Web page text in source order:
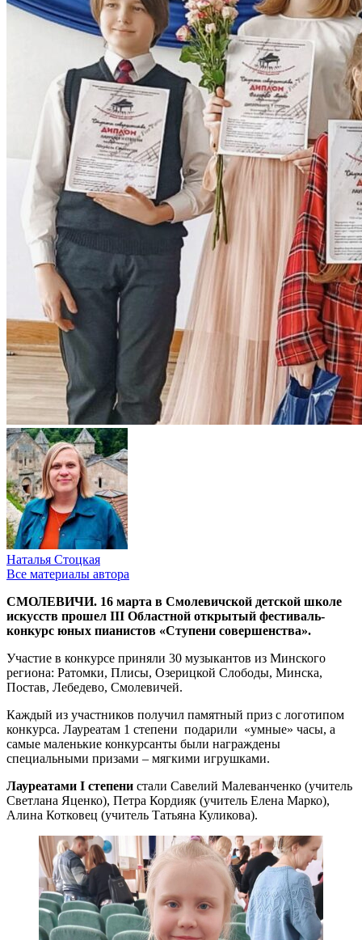
Наталья Стоцкая
Все материалы автора
СМОЛЕВИЧИ. 16 марта в Смолевичской детской школе
искусств прошел ІІІ Областной открытый фестиваль-
конкурс юных пианистов «Ступени совершенства».
Участие в конкурсе приняли 30 музыкантов из Минского
региона: Ратомки, Плисы, Озерицкой Слободы, Минска,
Постав, Лебедево, Смолевичей.
Каждый из участников получил памятный приз с логотипом
конкурса. Лауреатам 1 степени подарили «умные» часы, а
самые маленькие конкурсанты были награждены
специальными призами – мягкими игрушками.
Лауреатами I степени стали Савелий Малеванченко (учитель
Светлана Яценко), Петра Кордияк (учитель Елена Марко),
Алина Котковец (учитель Татьяна Куликова).